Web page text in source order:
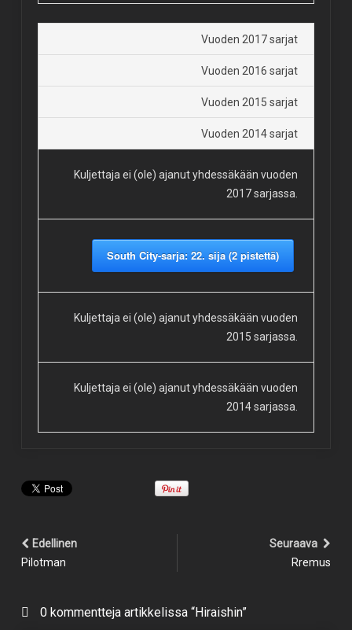
Vuoden 2017 sarjat
Vuoden 2016 sarjat
Vuoden 2015 sarjat
Vuoden 2014 sarjat
Kuljettaja ei (ole) ajanut yhdessäkään vuoden
2017 sarjassa.
South City-sarja: 22. sija (2 pistettä)
Kuljettaja ei (ole) ajanut yhdessäkään vuoden
2015 sarjassa.
Kuljettaja ei (ole) ajanut yhdessäkään vuoden
2014 sarjassa.
Edellinen
Pilotman
Seuraava
Rremus
0 kommentteja artikkelissa “Hiraishin”